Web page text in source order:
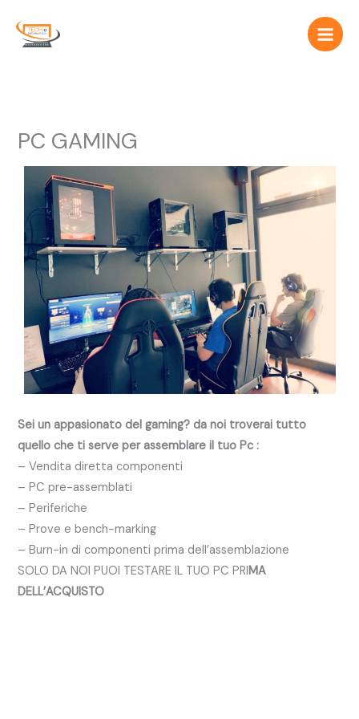
contenuto
PC GAMING
Sei un appasionato del gaming? da noi troverai tutto
quello che ti serve per assemblare il tuo Pc :
– Vendita diretta componenti
– PC pre-assemblati
– Periferiche
– Prove e bench-marking
– Burn-in di componenti prima dell’assemblazione
SOLO DA NOI PUOI TESTARE IL TUO PC PRIMA
DELL’ACQUISTO